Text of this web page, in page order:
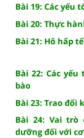
Bài 19: Các yếu
Bài 20: Thực
Bài 21: Hô hấp
Bài 22: Các
bào
Bài 23: Trao đổi
Bài 24: Vai trò
dưỡng đối với